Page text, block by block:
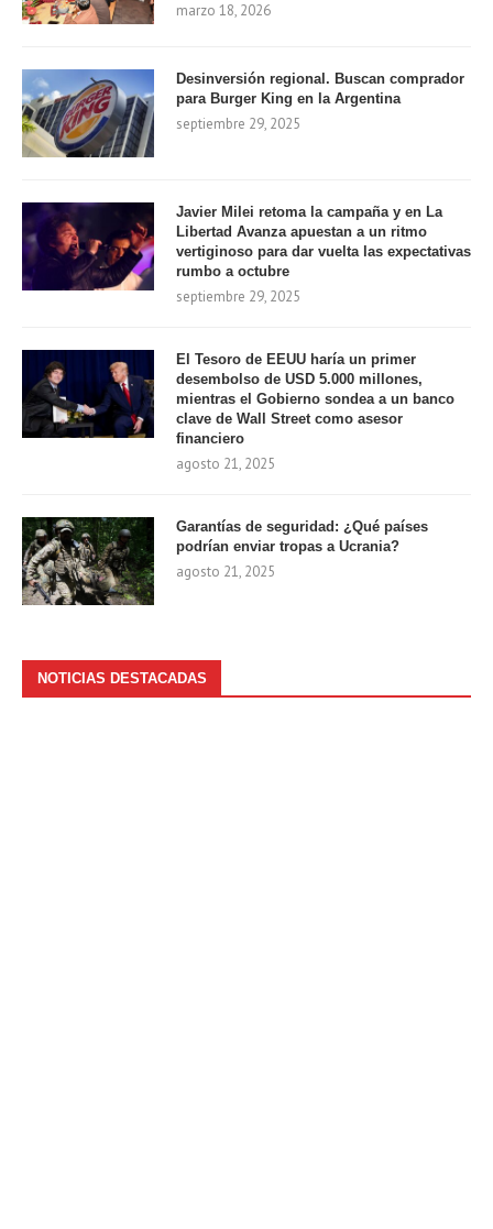
marzo 18, 2026
Desinversión regional. Buscan comprador
para Burger King en la Argentina
septiembre 29, 2025
Javier Milei retoma la campaña y en La
Libertad Avanza apuestan a un ritmo
vertiginoso para dar vuelta las expectativas
rumbo a octubre
septiembre 29, 2025
El Tesoro de EEUU haría un primer
desembolso de USD 5.000 millones,
mientras el Gobierno sondea a un banco
clave de Wall Street como asesor
financiero
agosto 21, 2025
Garantías de seguridad: ¿Qué países
podrían enviar tropas a Ucrania?
agosto 21, 2025
NOTICIAS DESTACADAS